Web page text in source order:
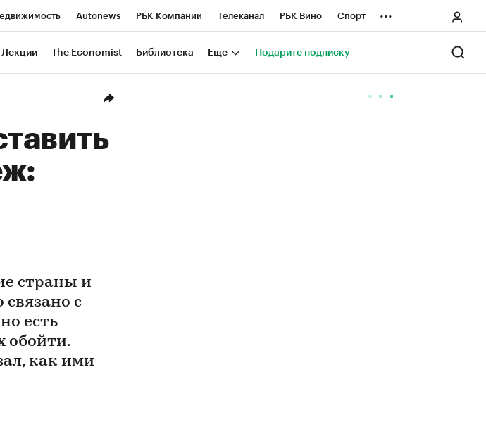
Autonews РБК Компании Телеканал РБК Вино Спорт
Тренды Визионеры Национальные проекты Город
...
Лекции The Economist Библиотека Еще Подарите подписку
страны и
связано с
есть
обойти.
как ими